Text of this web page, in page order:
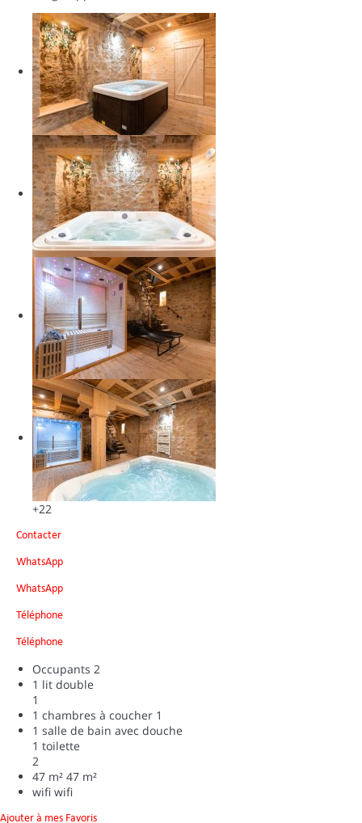
+22
Contacter
WhatsApp
WhatsApp
Téléphone
Téléphone
Occupants 2
1 lit double
1
1 chambres à coucher 1
1 salle de bain avec douche
1 toilette
2
47 m² 47 m²
wifi wifi
Ajouter à mes Favoris